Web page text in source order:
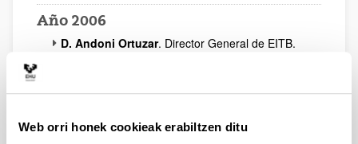
Web orri honek cookieak erabiltzen ditu
Año 2006
D. Andoni Ortuzar. Director General de EITB.
D. Alberto García Erauzkin. Consejero Director
Título: "Euskaltel y las Telecomunicaciones: La